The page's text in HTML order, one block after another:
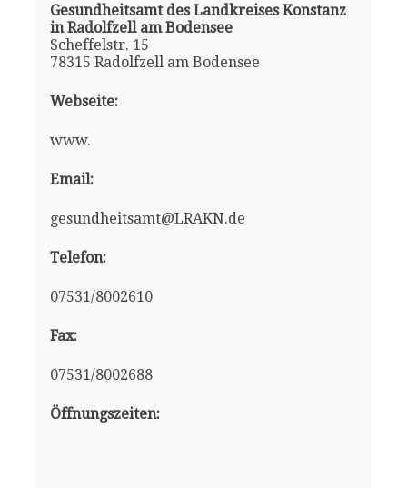
Gesundheitsamt des Landkreises Konstanz
in Radolfzell am Bodensee
Scheffelstr. 15
78315 Radolfzell am Bodensee
Webseite:
www.
Email:
gesundheitsamt@LRAKN.de
Telefon:
07531/8002610
Fax:
07531/8002688
Öffnungszeiten: